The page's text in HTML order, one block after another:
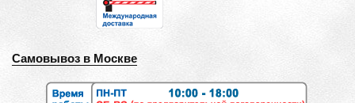
Самовывоз в Москве